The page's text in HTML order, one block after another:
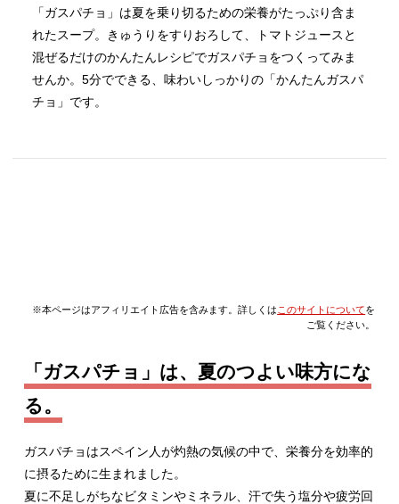
「ガスパチョ」は夏を乗り切るための栄養がたっぷり含ま
れたスープ。きゅうりをすりおろして、トマトジュースと
混ぜるだけのかんたんレシピでガスパチョをつくってみま
せんか。5分でできる、味わいしっかりの「かんたんガスパ
チョ」です。
※本ページはアフィリエイト広告を含みます。詳しくは このサイトについてを
ご覧ください。
「ガスパチョ」は、夏のつよい味方にな
る。
ガスパチョはスペイン人が灼熱の気候の中で、栄養分を効率的
に摂るために生まれました。
夏に不足しがちなビタミンやミネラル、汗で失う塩分や疲労回